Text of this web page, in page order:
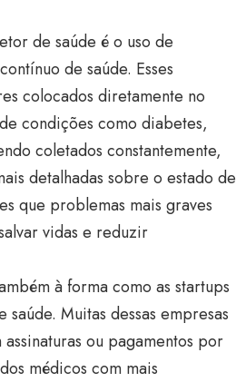
de saúde é o uso de
de saúde. Esses
colocados diretamente no
condições como diabetes,
coletados constantemente,
detalhadas sobre o estado de
que problemas mais graves
vidas e reduzir
à forma como as startups
Muitas dessas empresas
ou pagamentos por
médicos com mais